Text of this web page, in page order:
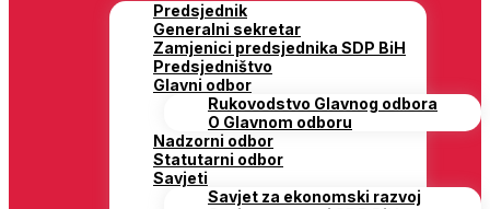
Predsjednik
Generalni sekretar
Zamjenici predsjednika SDP BiH
Predsjedništvo
Glavni odbor
Rukovodstvo Glavnog odbora
O Glavnom odboru
Nadzorni odbor
Statutarni odbor
Savjeti
Savjet za ekonomski razvoj